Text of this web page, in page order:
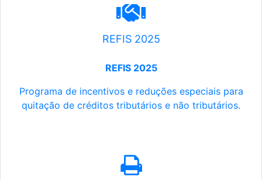
REFIS 2025
REFIS 2025
Programa de incentivos e reduções especiais para
quitação de créditos tributários e não tributários.